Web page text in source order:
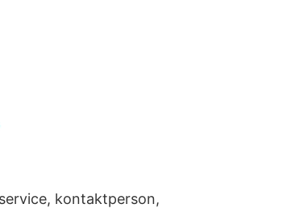
kontaktperson,